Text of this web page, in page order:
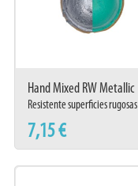
Hand Mixed RW Metallic
Kriptonite
Resistente superficies rugosas
7,15 €